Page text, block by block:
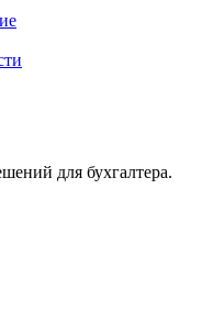
для бухгалтера.